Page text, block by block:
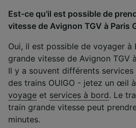
Est-ce qu'il est possible de
vitesse de Avignon TGV à Paris
Oui, il est possible de voyager à
grande vitesse de Avignon TGV
Il y a souvent différents
des trains OUIGO - jetez un œil
voyage et services à bord. Le
train grande vitesse peut
minutes.